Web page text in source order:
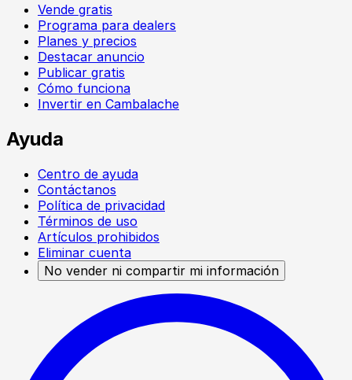
Vende gratis
Programa para dealers
Planes y precios
Destacar anuncio
Publicar gratis
Cómo funciona
Invertir en Cambalache
Ayuda
Centro de ayuda
Contáctanos
Política de privacidad
Términos de uso
Artículos prohibidos
Eliminar cuenta
No vender ni compartir mi información